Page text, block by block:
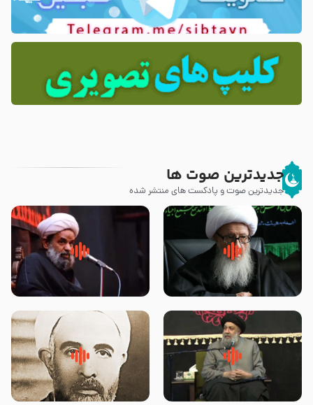
جدیدترین صوت ها
جدیدترین صوت و پادکست های منتشر شده
زوّار اربعین امام حسین (علیه
السلام) با این اشتیاق به زیارت
روضه جانسوز پاره های جگر امام
حسن مجتبی علیه السلام-حجت
لقب حضرت رقیه سلام الله علیها به
چه معناست – حجت الاسلام علوی
روضه‌ی مجلس یزید ملعون و
اسارت اهل‌بیت علیهم‌السلام –